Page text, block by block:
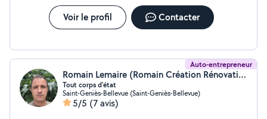
Voir le profil Contacter
Auto-entrepreneur
Romain Lemaire (Romain Création Rénovation)
Tout corps d'état
Saint-Geniès-Bellevue (Saint-Geniès-Bellevue)
5/5 (7 avis)